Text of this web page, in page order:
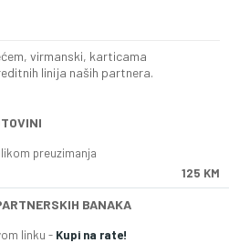
virmanski, karticama
linija naših partnera.
preuzimanja
125 KM
BANAKA
linku - Kupi na rate!